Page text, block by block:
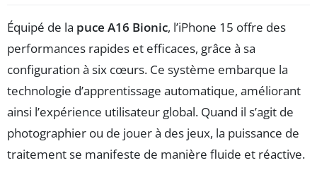
Équipé de la puce A16 Bionic, l’iPhone 15 offre des
performances rapides et efficaces, grâce à sa
configuration à six cœurs. Ce système embarque la
technologie d’apprentissage automatique, améliorant
ainsi l’expérience utilisateur global. Quand il s’agit de
photographier ou de jouer à des jeux, la puissance de
traitement se manifeste de manière fluide et réactive.